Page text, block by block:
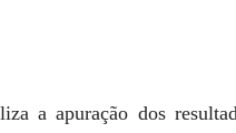
a apuração dos